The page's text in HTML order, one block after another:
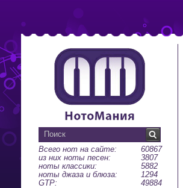
Всего нот на сайте:
60867
из них ноты песен:
3807
ноты классики:
5882
ноты джаза и блюза:
1294
GTP:
49884